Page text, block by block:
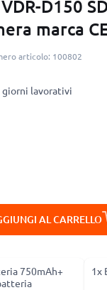
D150
marca
articolo: 100802
giorni lavorativi
AL CARRELLO
750mAh+
1x